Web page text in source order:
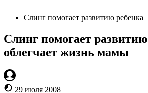
Слинг помогает развитию ребенка
Слинг помогает
облегчает жизнь мамы
29 июля 2008